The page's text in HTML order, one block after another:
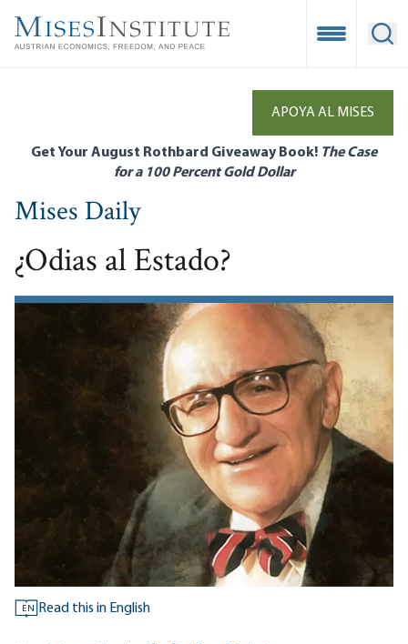
main
Open
APOYA AL MISES
Get Your August Rothbard Giveaway Book! The Case
for a 100 Percent Gold Dollar
Mises Daily
¿Odias al Estado?
EN Read this in English